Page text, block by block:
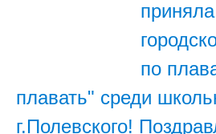
по
плавать" среди
г.Полевского!